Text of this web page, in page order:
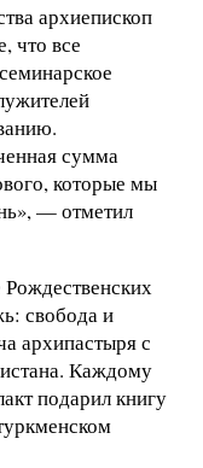
архиепископ
что все
сумма
которые мы
— отметил
свобода и
архипастыря с
Каждому
подарил книгу